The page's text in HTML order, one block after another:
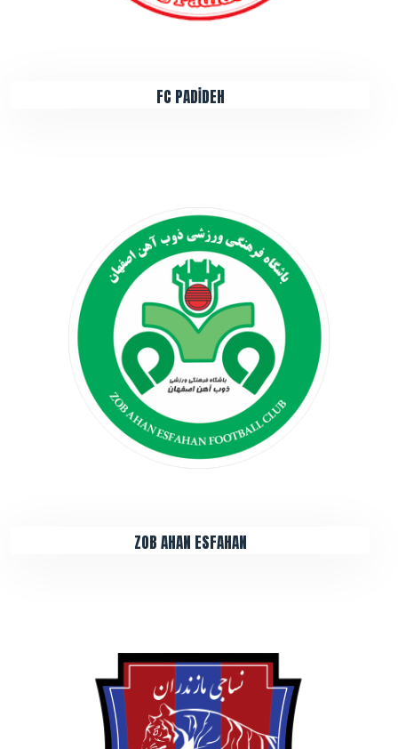
FC PADİDEH
ZOB AHAN ESFAHAN